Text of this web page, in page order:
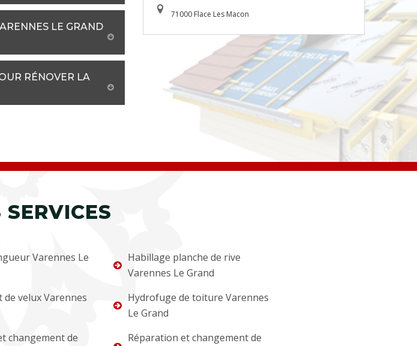
LE GRAND
RÉNOVER LA
71000 Flace Les Macon
Varennes Le
de velux Varennes
changement de
Habillage planche de rive
Varennes Le Grand
Hydrofuge de toiture Varennes
Le Grand
Réparation et changement de